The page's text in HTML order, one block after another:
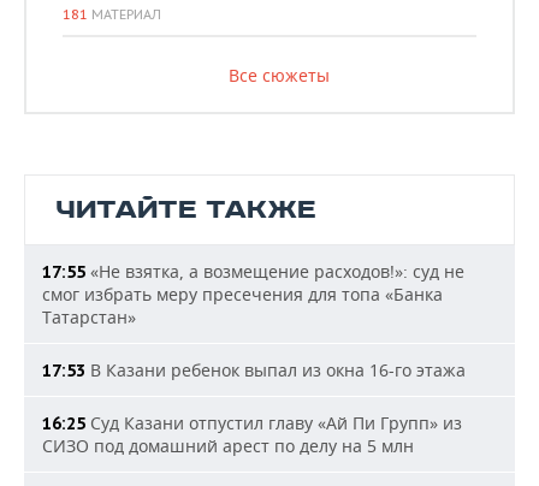
181 МАТЕРИАЛ
Все сюжеты
ЧИТАЙТЕ ТАКЖЕ
17:55 «Не взятка, а возмещение расходов!»: суд не
смог избрать меру пресечения для топа «Банка
Татарстан»
17:53 В Казани ребенок выпал из окна 16-го этажа
16:25 Суд Казани отпустил главу «Ай Пи Групп» из
СИЗО под домашний арест по делу на 5 млн